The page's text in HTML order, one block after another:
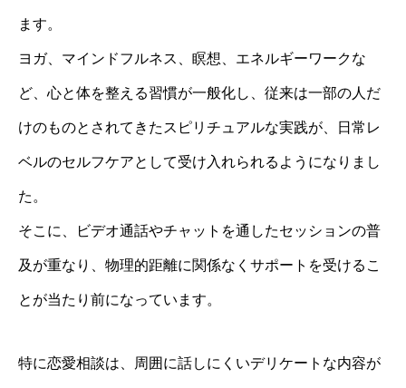
ます。
ヨガ、マインドフルネス、瞑想、エネルギーワークな
ど、心と体を整える習慣が一般化し、従来は一部の人だ
けのものとされてきたスピリチュアルな実践が、日常レ
ベルのセルフケアとして受け入れられるようになりまし
た。
そこに、ビデオ通話やチャットを通したセッションの普
及が重なり、物理的距離に関係なくサポートを受けるこ
とが当たり前になっています。
特に恋愛相談は、周囲に話しにくいデリケートな内容が